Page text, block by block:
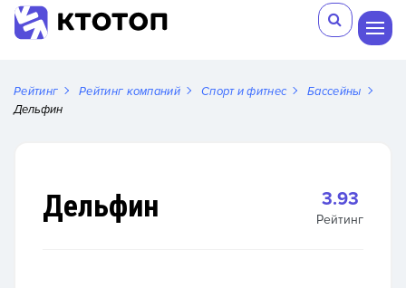
Рейтинг Рейтинг компаний Спорт и фитнес
Бассейны
Дельфин
Дельфин 3.93
Рейтинг